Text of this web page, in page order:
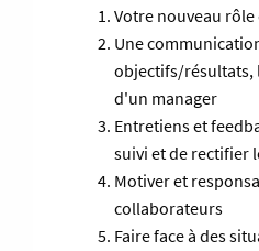
Votre nouveau rôle
Une
objectifs/résultats,
d'un manager
Entretiens et
suivi et de rectifier
Motiver et
collaborateurs
Faire face à des